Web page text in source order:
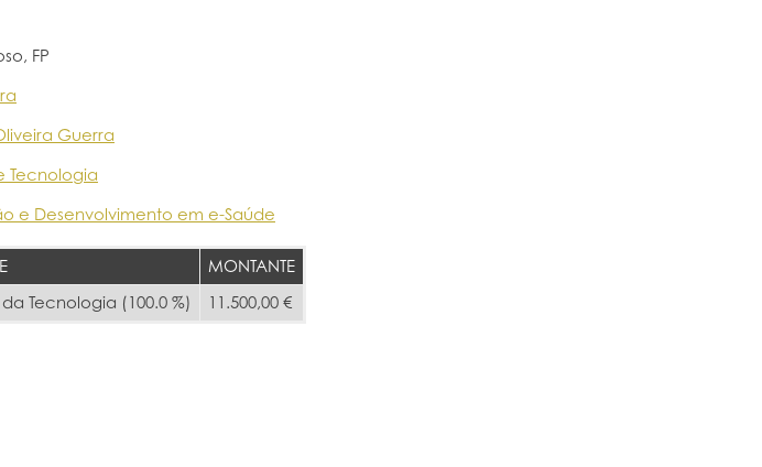
FP
Guerra
Tecnologia
e Desenvolvimento em e-Saúde
MONTANTE
Tecnologia (100.0 %)
11.500,00 €